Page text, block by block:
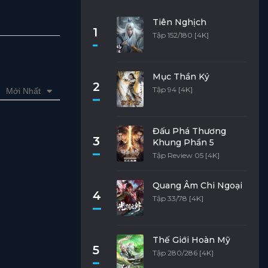
Mới Nhất
1
Tiên Nghịch
Tập 152/180 [4K]
2
Mục Thần Ký
Tập 94 [4K]
3
Đấu Phá Thương
Khung Phần 5
Tập Review 05 [4K]
4
Quang Âm Chi Ngoại
Tập 33/78 [4K]
5
Thế Giới Hoàn Mỹ
Tập 280/286 [4K]